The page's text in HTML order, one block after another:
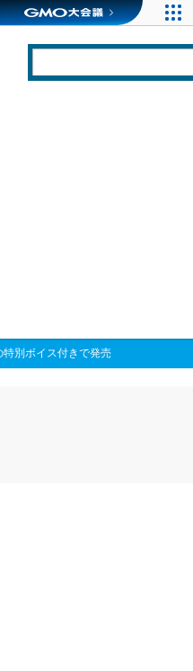
特別ボイス付きで発売